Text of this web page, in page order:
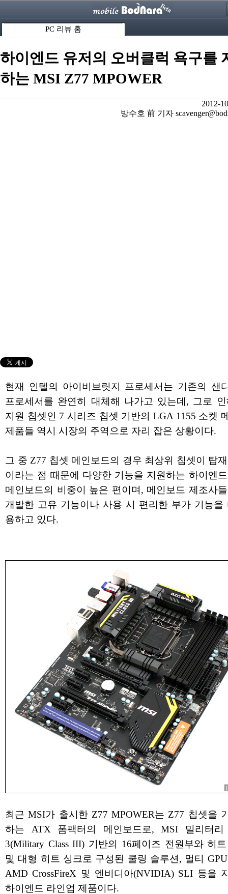
PC 리뷰 홈
하이엔드 유저의 오버클럭 욕구를
하는 MSI Z77 MPOWER
2012-
방수호 前 기자
현재 인텔의 아이비브릿지 프로세서는 기존의 샌
프로세서를 완연히 대체해 나가고 있는데, 그로
지원 칩셋인 7 시리즈 칩셋 기반의 LGA 1155 소켓
제품들 역시 시장의 주역으로 자리 잡은 상황이다.
그 중 Z77 칩셋 메인보드의 경우 최상위 칩셋이 탑
이라는 점 때문에 다양한 기능을 지원하는 하이엔
메인보드의 비중이 높은 편이며, 메인보드 제조사
개발한 고유 기능이나 사용 시 편리한 부가 기능을
용하고 있다.
최근 MSI가 출시한 Z77 MPOWER는 Z77 칩셋을
하는 ATX 폼팩터의 메인보드로, MSI 밀리터리
3(Military Class III) 기반의 16페이즈 전원부와 히
및 대형 히트 싱크로 구성된 쿨링 솔루션, 멀티
AMD CrossFireX 및 엔비디아(NVIDIA) SLI 등을
하이엔드 라인업 제품이다.